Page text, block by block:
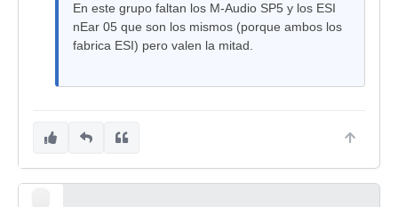
En este grupo faltan los M-Audio SP5 y los ESI
nEar 05 que son los mismos (porque ambos los
fabrica ESI) pero valen la mitad.